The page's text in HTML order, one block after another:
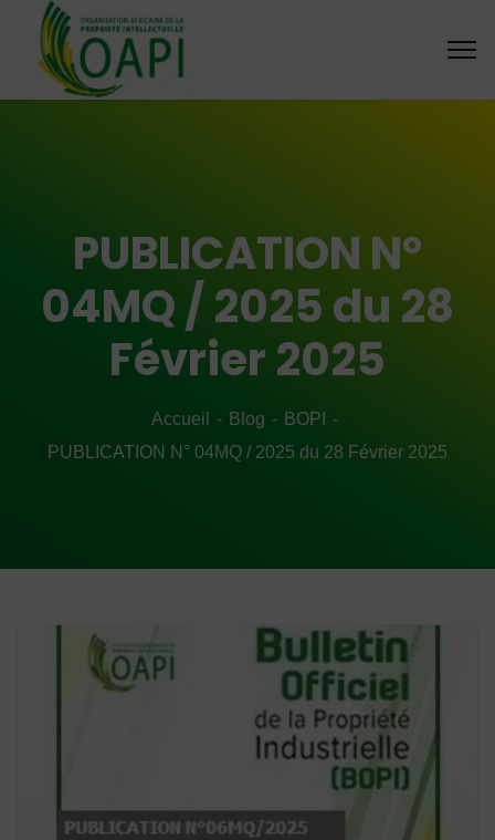
PUBLICATION N°
04MQ / 2025 du 28
Février 2025
Accueil Blog
BOPI
PUBLICATION N° 04MQ / 2025 du 28 Février 2025